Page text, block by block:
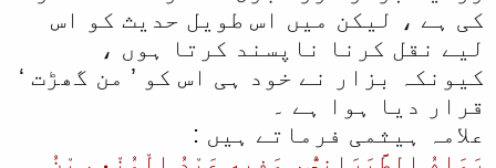
کی ہے ، لیکن میں اس طویل حدیث کو اس
لیے نقل کرنا ناپسند کرتا ہوں ،
کیونکہ بزار نے خود ہی اس کو ’ من گھڑت ‘
قرار دیا ہوا ہے ۔
علامہ ہیثمی فرماتے ہیں :
رَوَاهُ الطَّبَرَانِيُّ، وَفِيهِ عَبْدُ الْمُنْعِمِ بْنُ